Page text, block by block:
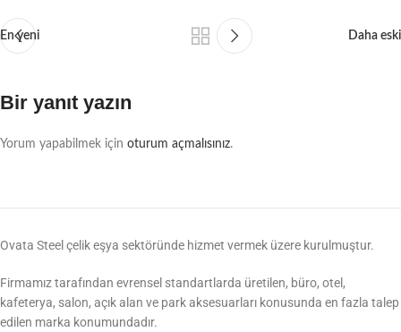
En yeni Daha eski
Bir yanıt yazın
Yorum yapabilmek için oturum açmalısınız.
Ovata Steel çelik eşya sektöründe hizmet vermek üzere kurulmuştur.
Firmamız tarafından evrensel standartlarda üretilen, büro, otel,
kafeterya, salon, açık alan ve park aksesuarları konusunda en fazla talep
edilen marka konumundadır.